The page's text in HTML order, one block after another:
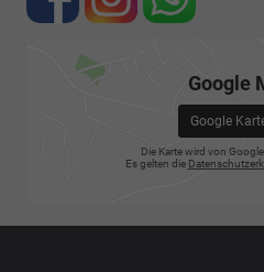
Google
Google
Die Karte wird von
Es gelten die